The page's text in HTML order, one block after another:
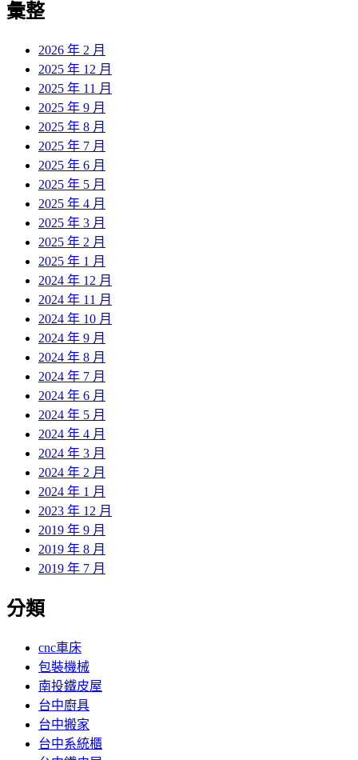
彙整
2026 年 2 月
2025 年 12 月
2025 年 11 月
2025 年 9 月
2025 年 8 月
2025 年 7 月
2025 年 6 月
2025 年 5 月
2025 年 4 月
2025 年 3 月
2025 年 2 月
2025 年 1 月
2024 年 12 月
2024 年 11 月
2024 年 10 月
2024 年 9 月
2024 年 8 月
2024 年 7 月
2024 年 6 月
2024 年 5 月
2024 年 4 月
2024 年 3 月
2024 年 2 月
2024 年 1 月
2023 年 12 月
2019 年 9 月
2019 年 8 月
2019 年 7 月
分類
cnc車床
包裝機械
南投鐵皮屋
台中廚具
台中搬家
台中系統櫃